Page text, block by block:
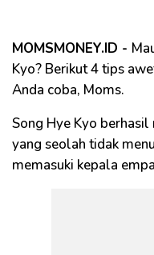
MOMSMONEY.ID -
Kyo? Berikut 4 tips
Anda coba, Moms.
Song Hye Kyo
yang seolah tidak
memasuki kepala